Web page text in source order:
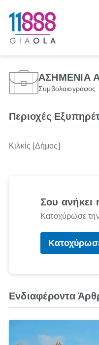
ΑΣΗΜΕΝΙΑ
Συμβολαιογράφος
Περιοχές
Κιλκίς [Δήμος]
Σου ανήκει
Κατοχύρωσε
Ενδιαφέροντα